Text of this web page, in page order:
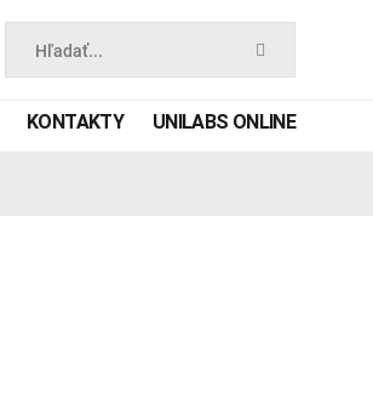
Hľadať...
KONTAKTY UNILABS ONLINE